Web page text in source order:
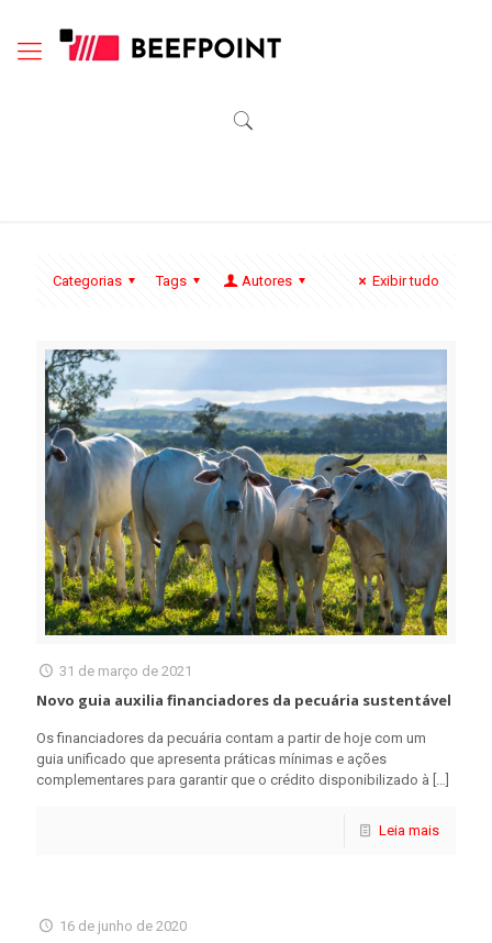
Categorias Tags Autores Exibir tudo
31 de março de 2021
Novo guia auxilia financiadores da pecuária sustentável
Os financiadores da pecuária contam a partir de hoje com um
guia unificado que apresenta práticas mínimas e ações
complementares para garantir que o crédito disponibilizado à […]
Leia mais
16 de junho de 2020